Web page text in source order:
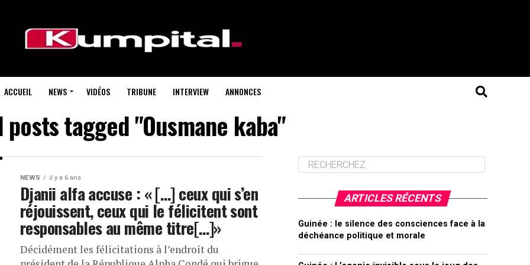
ACCUEIL NEWS VIDÉOS TRIBUNE INTERVIEW ANNONCES
posts tagged "Ousmane kaba"
NEWS il y a 6 ans
Djanii alfa accuse : « […] ceux qui s’en
réjouissent, ceux qui le félicitent sont
responsables au même titre[…]»
Décidément les félicitations à l’endroit du
ARTICLES RÉCENTS
Guinée : le silence des consciences face à la
déchéance politique et morale